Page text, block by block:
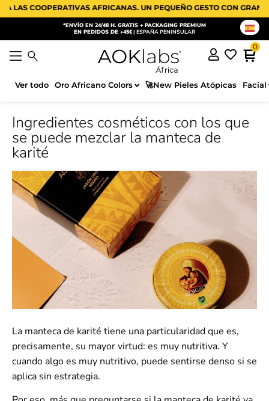
AFRICANAS. UN PEQUEÑO GESTO CON GRAN IMPACTO
*ENVÍO EN 24/48 H. GRATIS + PACKAGING PREMIUM
EN PEDIDOS DE +45€| ESPAÑA PENINSULAR
Ver todo Oro Africano Colors 🚀New Pieles Atópicas Facial
Ingredientes cosméticos con los que
se puede mezclar la manteca de
karité
La manteca de karité tiene una particularidad que es,
precisamente, su mayor virtud: es muy nutritiva. Y
cuando algo es muy nutritivo, puede sentirse denso si se
aplica sin estrategia.